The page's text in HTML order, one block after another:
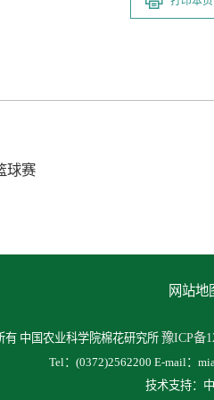
球赛
网站地
有 中国农业科学院棉花研究所 豫ICP备
Tel：(0372)2562200 E-mail：
技术支持：